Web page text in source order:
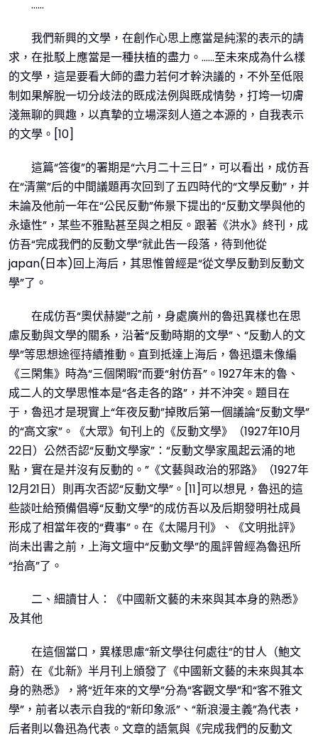
……
我們新興的文學，在創作心思上應當是純潔的表示的請
求，在批駁上應當是一種扶植的盡力。……至未來成為什么樣
的文學，這是要看大師的盡力若何才幹決議的，不外至低限
制如果解脫一切分歧法的既成法例與既成情勢，打垮一切膚
淺無聊的興趣，以真摯的立場深刻人道之本源的，自我表示
的文學。[10]
這篇“答復”的署期是“六月二十三日”，可以看出，成仿吾
在“清黨”后的中間議題再次回到了五四時代的“文學反動”，并
未論及他前一年在“公民反動”佈景下提出的“反動文學與他的
永遠性”，某些不雅點甚至與之相反。跟著《洪水》終刊，成
仿吾“完成我們的反動文學”就此告一段落，待到他從
japan(日本)回上海后，其思惟曾經是“從文學反動到反動文
學”了。
在成仿吾“奧伏赫變”之前，身處廣州的魯迅異樣也在思
慮反動與文學的關系，沿著“反動時期的文學”、“反動人的文
學”等思想途徑持續推動。直到抵達上海后，魯迅還未像編
《三閑集》時為“三個閑暇”而要“射仿吾”。1927年末的魯、
成二人的文學思惟本是“各走各的路”，并不沖突。題目在
于，魯迅才是現實上“年夜反動”掉敗后第一個議論“反動文學”
的“高文家”。《大眾》旬刊上的《反動文學》（1927年10月
22日）公然否認“反動文學家”：“反動文學家風起云涌的地
點，實在是并沒有反動的。”《文藝與政治的邪路》（1927年
12月21日）則再次否認“反動文學”。[11]可以想見，魯迅的這
些談吐給預備倡導“反動文學”的成仿吾以及后期發明社成員
形成了相當年夜的“費事”。在《太陽月刊》、《文明批評》
尚未出書之前，上海文壇中“反動文學”的風評曾經為魯迅所
“抬高”了。
二、細讀甘人：《中國新文藝的未來與其本身的熟悉》
及其他
在這個當口，異樣思慮“新文學往何處往”的甘人（鮑文
蔚）在《北新》半月刊上頒發了《中國新文藝的未來與其本
身的熟悉》，將“近年來的文學”分為“客觀文學”和“客不雅文
學”，前者以表示自我的“新印象派”、“新浪漫主義”為代表，
后者則以魯迅為代表。文章的語氣與《完成我們的反動文